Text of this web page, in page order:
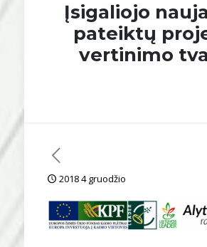
Įsigaliojo
pateiktų
vertinimo
2018 4 gruodžio